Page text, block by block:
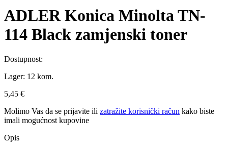
ADLER Konica Minolta TN-
114 Black zamjenski toner
Dostupnost:
Lager: 12 kom.
5,45 €
Molimo Vas da se prijavite ili zatražite korisnički račun kako biste
imali mogućnost kupovine
Opis